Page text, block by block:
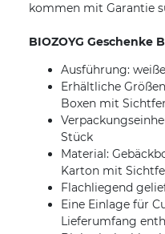
kommen mit Garantie
BIOZOYG Geschenke
Ausführung:
Erhältliche
Boxen mit
Stück
Material:
Karton mit
Flachliegend
Eine Einlage für
Lieferumfang